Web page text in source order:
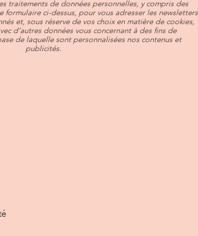
traitements de données personnelles, y compris des
formulaire ci-dessus, pour vous adresser les newsletters
et, sous réserve de vos choix en matière de cookies,
d’autres données vous concernant à des fins de
de laquelle sont personnalisées nos contenus et
publicités.